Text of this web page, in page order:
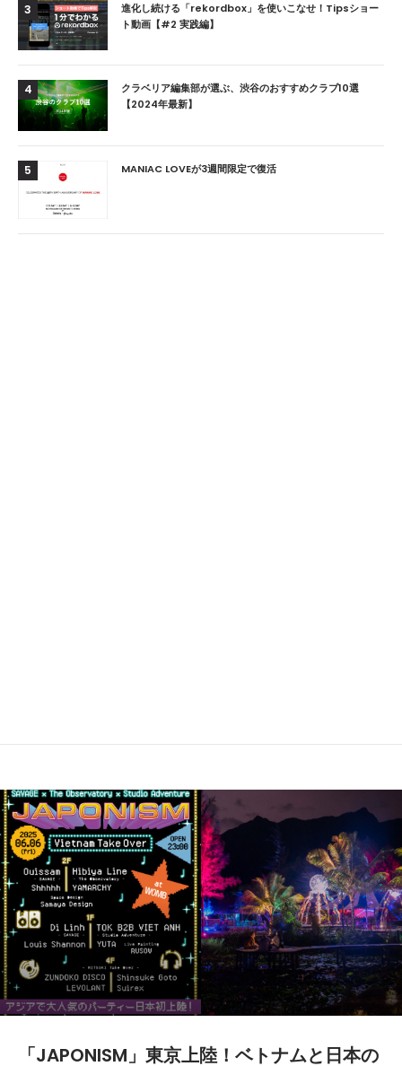
3
進化し続ける「rekordbox」を使いこなせ！Tipsショー
ト動画【#2 実践編】
4
クラベリア編集部が選ぶ、渋谷のおすすめクラブ10選
【2024年最新】
5 MANIAC LOVEが3週間限定で復活
「JAPONISM」東京上陸！ベトナムと日本の